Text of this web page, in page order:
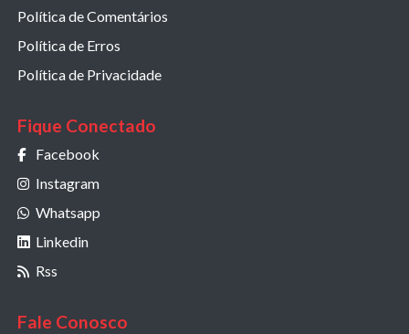
Política de Comentários
Política de Erros
Política de Privacidade
Fique Conectado
Facebook
Instagram
Whatsapp
Linkedin
Rss
Fale Conosco